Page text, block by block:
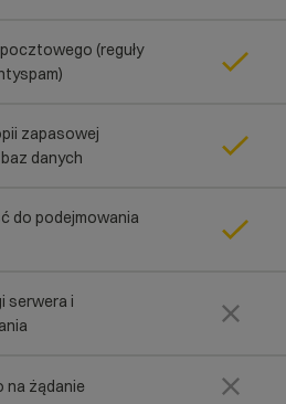
(reguły
zapasowej
danych
do podejmowania
serwera i
na żądanie